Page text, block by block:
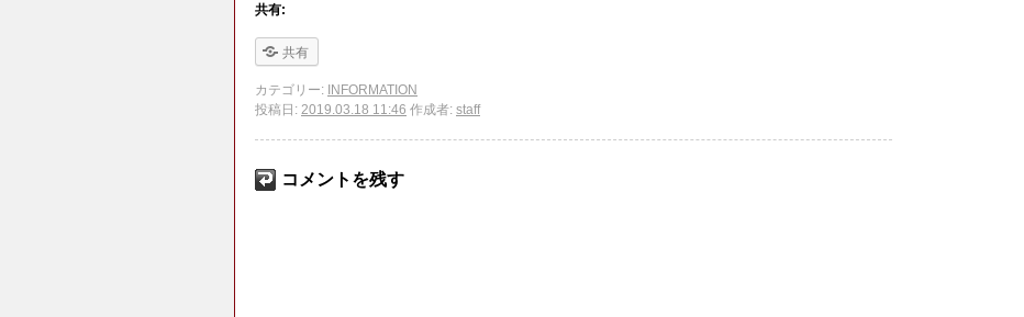
共有:
共有
カテゴリー: INFORMATION
投稿日: 2019.03.18 11:46 作成者: staff
コメントを残す